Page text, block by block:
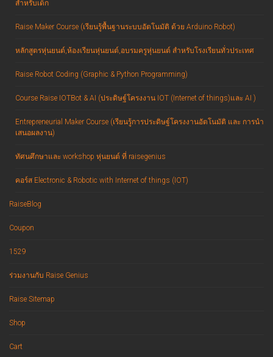
สำหรับเด็ก
Raise Maker Course (เรียนรู้พื้นฐานระบบอัตโนมัติ ด้วย Arduino Robot)
หลักสูตรหุ่นยนต์,ห้องเรียนหุ่นยนต์,อบรมครูหุ่นยนต์ สำหรับโรงเรียนทั่วประเทศ
Raise Robot Coding (Graphic & Python Programming)
Course Raise IOTBot & AI (ประดิษฐ์โครงงาน IOT (Internet of things)และ AI )
Entrepreneurial Maker Course (เรียนรู้การประดิษฐ์โครงงานอัตโนมัติ และ การนำ
เสนอผลงาน)
ทัศนศึกษาและ workshop หุ่นยนต์ ที่ raisegenius
คอร์ส Electronic & Robotic with Internet of things (IOT)
RaiseBlog
Coupon
1529
ร่วมงานกับ Raise Genius
Raise Sitemap
Shop
Cart